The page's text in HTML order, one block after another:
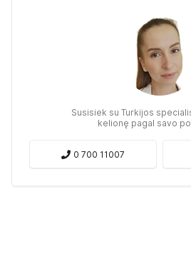
Susisiek su Turkijos
kelionę pagal savo
0 700 11007